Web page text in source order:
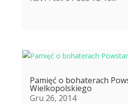
Pamięć o bohaterach
Wielkopolskiego
Gru 26, 2014